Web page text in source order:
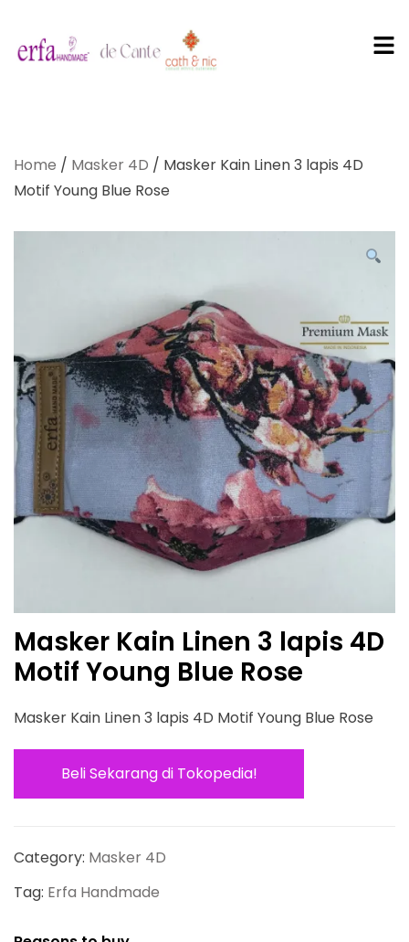
Mandiri
Home / Masker 4D / Masker Kain Linen 3 lapis 4D
Motif Young Blue Rose
Masker Kain Linen 3 lapis 4D
Motif Young Blue Rose
Masker Kain Linen 3 lapis 4D Motif Young Blue Rose
Beli Sekarang di Tokopedia!
Category: Masker 4D
Tag: Erfa Handmade